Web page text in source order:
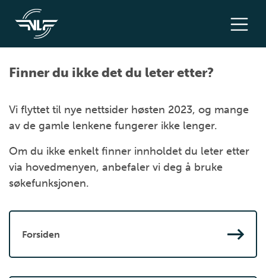
Finner du ikke det du leter etter?
Vi flyttet til nye nettsider høsten 2023, og mange
av de gamle lenkene fungerer ikke lenger.
Om du ikke enkelt finner innholdet du leter etter
via hovedmenyen, anbefaler vi deg å bruke
søkefunksjonen.
Forsiden